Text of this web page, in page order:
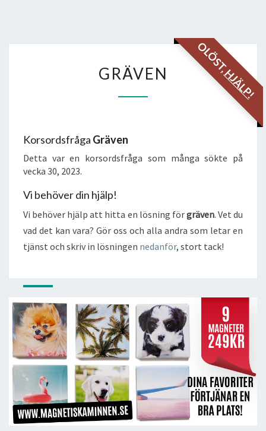
OLÖST,
HJÄLP!
GRÄVEN
Korsordsfråga Gräven
Detta var en korsordsfråga som många sökte på
vecka 30, 2023.
Vi behöver din hjälp!
Vi behöver hjälp att hitta en lösning förgräven. Vet du
vad det kan vara? Gör oss och alla andra som letar en
tjänst och skriv in lösningen nedanför, stort tack!